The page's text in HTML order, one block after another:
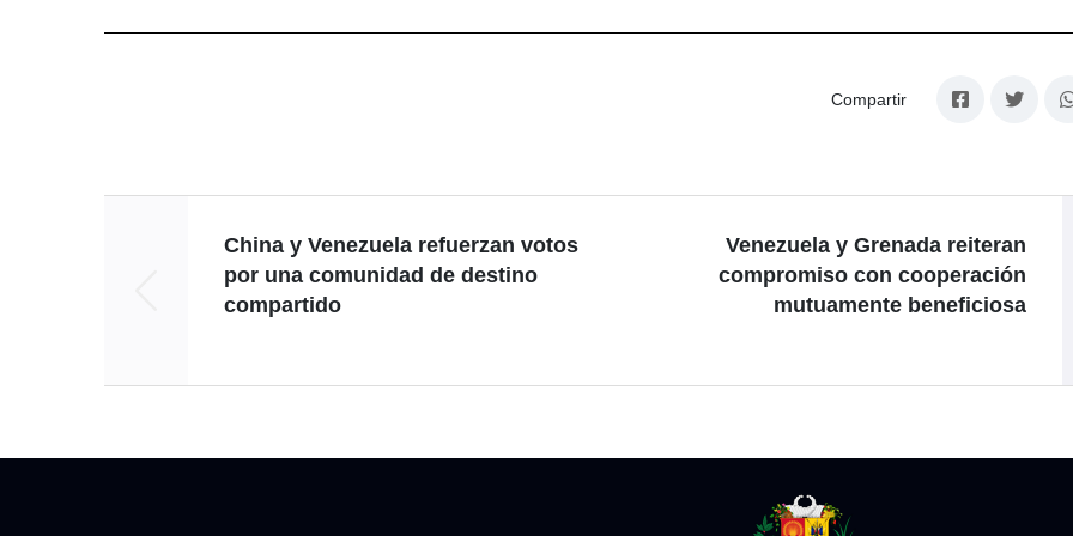
Compartir
China y Venezuela refuerzan votos
por una comunidad de destino
compartido
Venezuela y Grenada reiteran
compromiso con cooperación
mutuamente beneficiosa